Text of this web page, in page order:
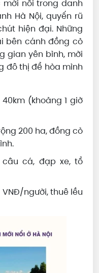
mới nổi trong danh
Hà Nội, quyến rũ
hiện đại. Những
bên cánh đồng cỏ
gian yên bình, mời
đô thị để hòa mình
(khoảng 1 giờ
200 ha, đồng cỏ
câu cá, đạp xe, tổ
VNĐ/người, thuê lều